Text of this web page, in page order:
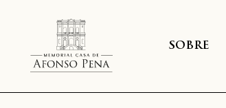
SOBRE